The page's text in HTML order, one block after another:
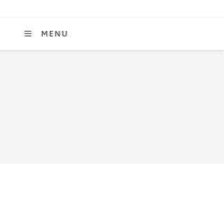
MENU